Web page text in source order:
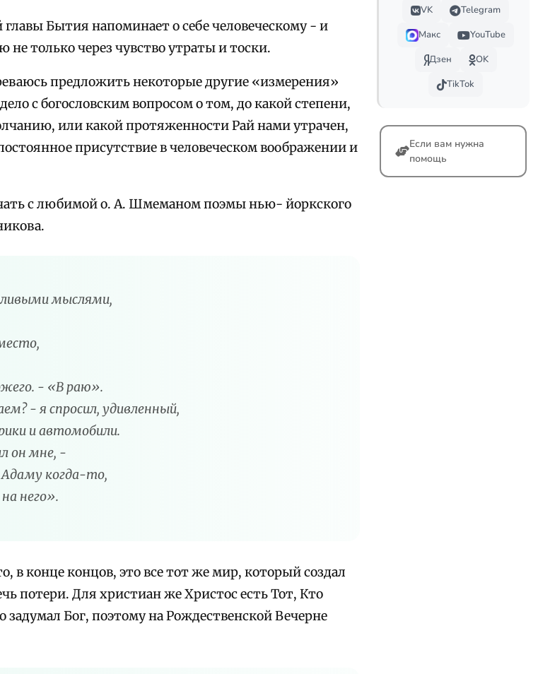
Бытия напоминает о себе человеческому - и
только через чувство утраты и тоски.
предложить некоторые другие «измерения»
с богословским вопросом о том, до какой степени,
или какой протяженности Рай намиутрачен,
присутствие в человеческом воображении и
с любимой о. А. Шмеманом поэмы нью- йоркского
мыслями,
- «В раю».
- я спросил, удивленный,
и автомобили.
он мне, -
когда-то,
него».
в конце концов, это все тот же мир, который создал
потери. Для христиан же Христос есть Тот, Кто
задумал Бог, поэтому на Рождественской Вечерне
VK
Telegram
Макс
YouTube
Дзен
OK
TikTok
Если вам нужна
помощь